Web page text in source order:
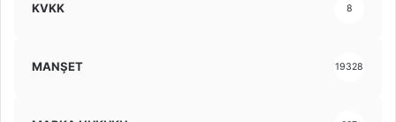
KVKK 8
MANŞET 19328